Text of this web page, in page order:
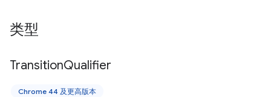
类型
TransitionQualifier
Chrome 44 及更高版本